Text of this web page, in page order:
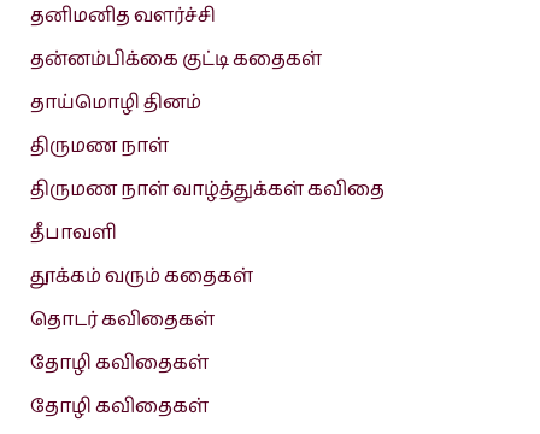
தனிமனித வளர்ச்சி
தன்னம்பிக்கை குட்டி கதைகள்
தாய்மொழி தினம்
திருமண நாள்
திருமண நாள் வாழ்த்துக்கள் கவிதை
தீபாவளி
தூக்கம் வரும் கதைகள்
தொடர் கவிதைகள்
தோழி கவிதைகள்
தோழி கவிதைகள்